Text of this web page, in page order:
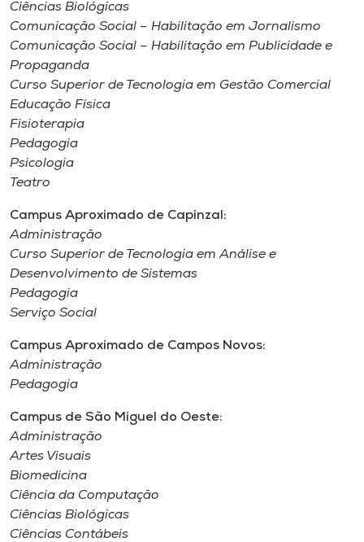
Ciências Biológicas
Comunicação Social – Habilitação em Jornalismo
Comunicação Social – Habilitação em Publicidade e
Propaganda
Curso Superior de Tecnologia em Gestão Comercial
Educação Física
Fisioterapia
Pedagogia
Psicologia
Teatro
Campus Aproximado de Capinzal:
Administração
Curso Superior de Tecnologia em Análise e
Desenvolvimento de Sistemas
Pedagogia
Serviço Social
Campus Aproximado de Campos Novos:
Administração
Pedagogia
Campus de São Miguel do Oeste:
Administração
Artes Visuais
Biomedicina
Ciência da Computação
Ciências Biológicas
Ciências Contábeis